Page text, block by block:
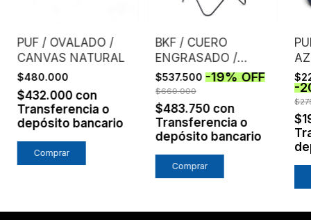
PUF / OVALADO /
CANVAS NATURAL
$480.000
$432.000 con
Transferencia o
depósito bancario
BKF / CUERO
ENGRASADO /
TINTO
$537.500-19%OFF
$660.000
$483.750con
Transferencia o
depósito bancario
Comprar
-